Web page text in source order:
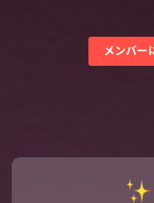
メンバー